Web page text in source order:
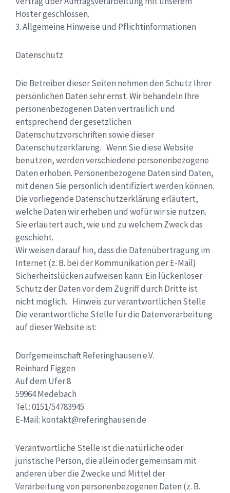
Hoster geschlossen.
3. Allgemeine Hinweise und Pflichtinformationen
Datenschutz
Die Betreiber dieser Seiten nehmen den Schutz Ihrer
persönlichen Daten sehr ernst. Wir behandeln Ihre
personenbezogenen Daten vertraulich und
entsprechend der gesetzlichen
Datenschutzvorschriften sowie dieser
Datenschutzerklärung. Wenn Sie diese Website
benutzen, werden verschiedene personenbezogene
Daten erhoben. Personenbezogene Daten sind Daten,
mit denen Sie persönlich identifiziert werden können.
Die vorliegende Datenschutzerklärung erläutert,
welche Daten wir erheben und wofür wir sie nutzen.
Sie erläutert auch, wie und zu welchem Zweck das
geschieht.
Wir weisen darauf hin, dass die Datenübertragung im
Internet (z. B. bei der Kommunikation per E-Mail)
Sicherheitslücken aufweisen kann. Ein lückenloser
Schutz der Daten vor dem Zugriff durch Dritte ist
nicht möglich. Hinweis zur verantwortlichen Stelle
Die verantwortliche Stelle für die Datenverarbeitung
auf dieser Website ist:
Dorfgemeinschaft Referinghausen e.V.
Reinhard Figgen
Auf dem Ufer 8
59964 Medebach
Tel.: 0151/54783945
E-Mail: kontakt@referinghausen.de
Verantwortliche Stelle ist die natürliche oder
juristische Person, die allein oder gemeinsam mit
anderen über die Zwecke und Mittel der
Verarbeitung von personenbezogenen Daten (z. B.